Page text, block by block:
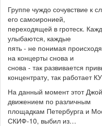
Группе чуждо сочувствие к
его самоиронией,
переходящей в гротеск.
улыбаются, каждые
пять - не понимая
на концерты снова и
снова - так развивается
концентрату, так работает
На данный момент этот
движением по различным
площадкам Петербурга и
СКИФ-10, выбил из…